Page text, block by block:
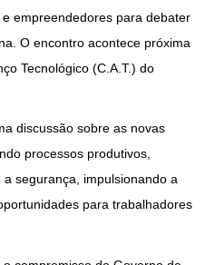
empreendedores para debater
O encontro acontece próxima
Tecnológico (C.A.T.) do
discussão sobre as novas
processos produtivos,
segurança, impulsionando a
para trabalhadores